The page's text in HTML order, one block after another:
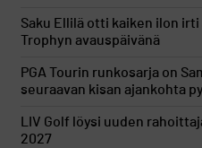
Saku Ellilä otti kaiken ilon
Trophyn avauspäivänä
PGA Tourin runkosarja on
seuraavan kisan ajankohta
LIV Golf löysi uuden
2027